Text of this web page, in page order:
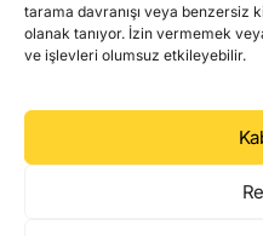
tarama davranışı veya
olanak tanıyor. İzin vermemek
ve işlevleri olumsuz etkileyebilir.
RWA Coinleri
DeFi Coinleri
DePIN Coinleri
Metaverse
Web 3.0